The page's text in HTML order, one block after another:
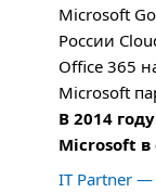
Microsoft
России
Office 365
Microsoft
В 2014
Microsoft в
IT Partner —